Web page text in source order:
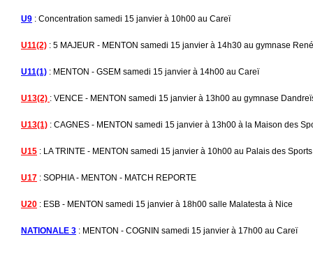
U9 : Concentration samedi 15 janvier à 10h00 au Careï
U11(2) : 5 MAJEUR - MENTON samedi 15 janvier à 14h30 au gymnase
U11(1) : MENTON - GSEM samedi 15 janvier à 14h00 au Careï
U13(2) : VENCE - MENTON samedi 15 janvier à 13h00 au gymnase
U13(1) : CAGNES - MENTON samedi 15 janvier à 13h00 à la Maison des
U15 : LA TRINTE - MENTON samedi 15 janvier à 10h00 au Palais des
U17 : SOPHIA - MENTON - MATCH REPORTE
U20 : ESB - MENTON samedi 15 janvier à 18h00 salle Malatesta à Nice
NATIONALE 3 : MENTON - COGNIN samedi 15 janvier à 17h00 au Careï